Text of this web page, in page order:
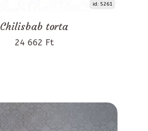
id: 5261
Chilisbab torta
24 662 Ft